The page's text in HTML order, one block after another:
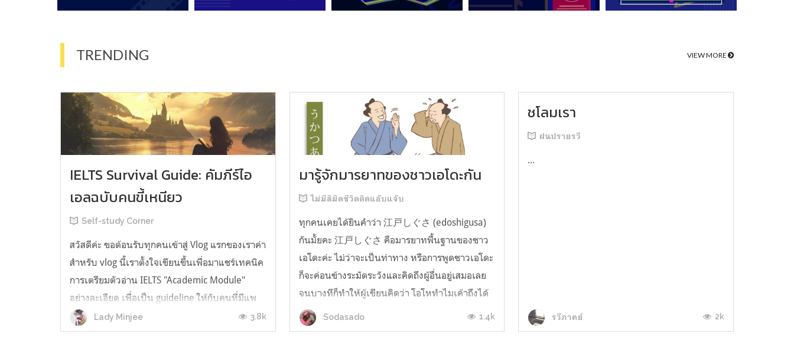
TRENDING VIEW MORE
IELTS Survival Guide: คัมภีร์ไอ
เอลฉบับคนขี้เหนียว
Self-study Corner
สวัสดีค่ะ ขอต้อนรับทุกคนเข้าสู่ Vlog แรกของเราค่า
สำหรับ vlog นี้เราตั้งใจเขียนขึ้นเพื่อมาแชร์เทคนิค
การเตรียมตัวอ่าน IELTS "Academic Module"
อย่างละเอียด เพื่อเป็น guideline ให้กับคนที่มีแพ
ลนจะสอบแต่ไม่รู้ต้องเริ่มตรงไหน หรืออยากจะได้
ข้อมูลเพิ่มเติมมาเสริมความมั่นใจจากที่ตัวเองเรียน
Lady Minjee 3.8k
มารู้จักมารยาทของชาวเอโดะกัน
ไม่มีลิมิตชีวิตติดแอ๊บแจ๊บ
ทุกคนเคยได้ยินคำว่า 江戸しぐさ (edoshigusa)
กันมั้ยคะ 江戸しぐさ คือมารยาทพื้นฐานของชาว
เอโดะค่ะ ไม่ว่าจะเป็นท่าทาง หรือการพูดชาวเอโดะ
ก็จะค่อนข้างระมัดระวังและคิดถึงผู้อื่นอยู่เสมอเลย
จนบางทีก็ทำให้ผู้เขียนคิดว่า โอโหทำไมเค้าถึงได้
คิดถึงคนอื่นได้ขนาดนี้นะอยากรู้มั้ยคะว่าชาวเอโดะ
มารยาทดีขนาดไหน มาลองอ่านกันได้เ...
Sodasado 1.4k
ชโลมเรา
ฝนปรายรวี
...
รวีภาคย์ 2k